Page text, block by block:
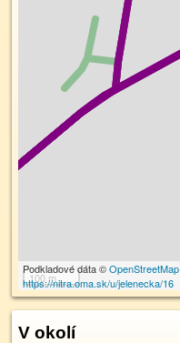
100 m
Podkladové dáta ©OpenStreetMap
https://nitra.oma.sk/u/jelenecka/16
V okolí